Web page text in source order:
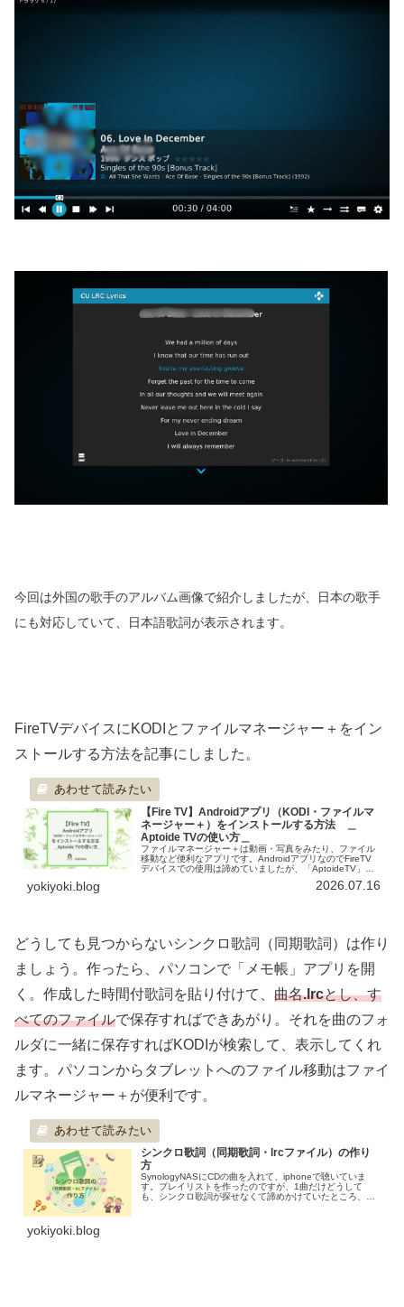
今回は外国の歌手のアルバム画像で紹介しましたが、日本の歌手
にも対応していて、日本語歌詞が表示されます。
FireTVデバイスにKODIとファイルマネージャー＋をイン
ストールする方法を記事にしました。
【Fire TV】Androidアプリ（KODI・ファイルマ
ネージャー＋）をインストールする方法 ＿
Aptoide TVの使い方＿
ファイルマネージャー＋は動画・写真をみたり、ファイル
移動など便利なアプリです。AndroidアプリなのでFireTV
デバイスでの使用は諦めていましたが、「AptoideTV」を
FireTVデバイスでは基本的にVLCで動画再生していました
yokiyoki.blog 2026.07.16
どうしても見つからないシンクロ歌詞（同期歌詞）は作り
ましょう。作ったら、パソコンで「メモ帳」アプリを開
く。作成した時間付歌詞を貼り付けて、 曲名.lrcとし、す
べてのファイルで保存すればできあがり。それを曲のフォ
ルダに一緒に保存すればKODIが検索して、表示してくれ
ます。パソコンからタブレットへのファイル移動はファイ
ルマネージャー＋が便利です。
シンクロ歌詞（同期歌詞・lrcファイル）の作り
方
SynologyNASにCDの曲を入れて、iphoneで聴いていま
す。プレイリストを作ったのですが、1曲だけどうして
も、シンクロ歌詞が探せなくて諦めかけていたところ、
yokiyoki.blog